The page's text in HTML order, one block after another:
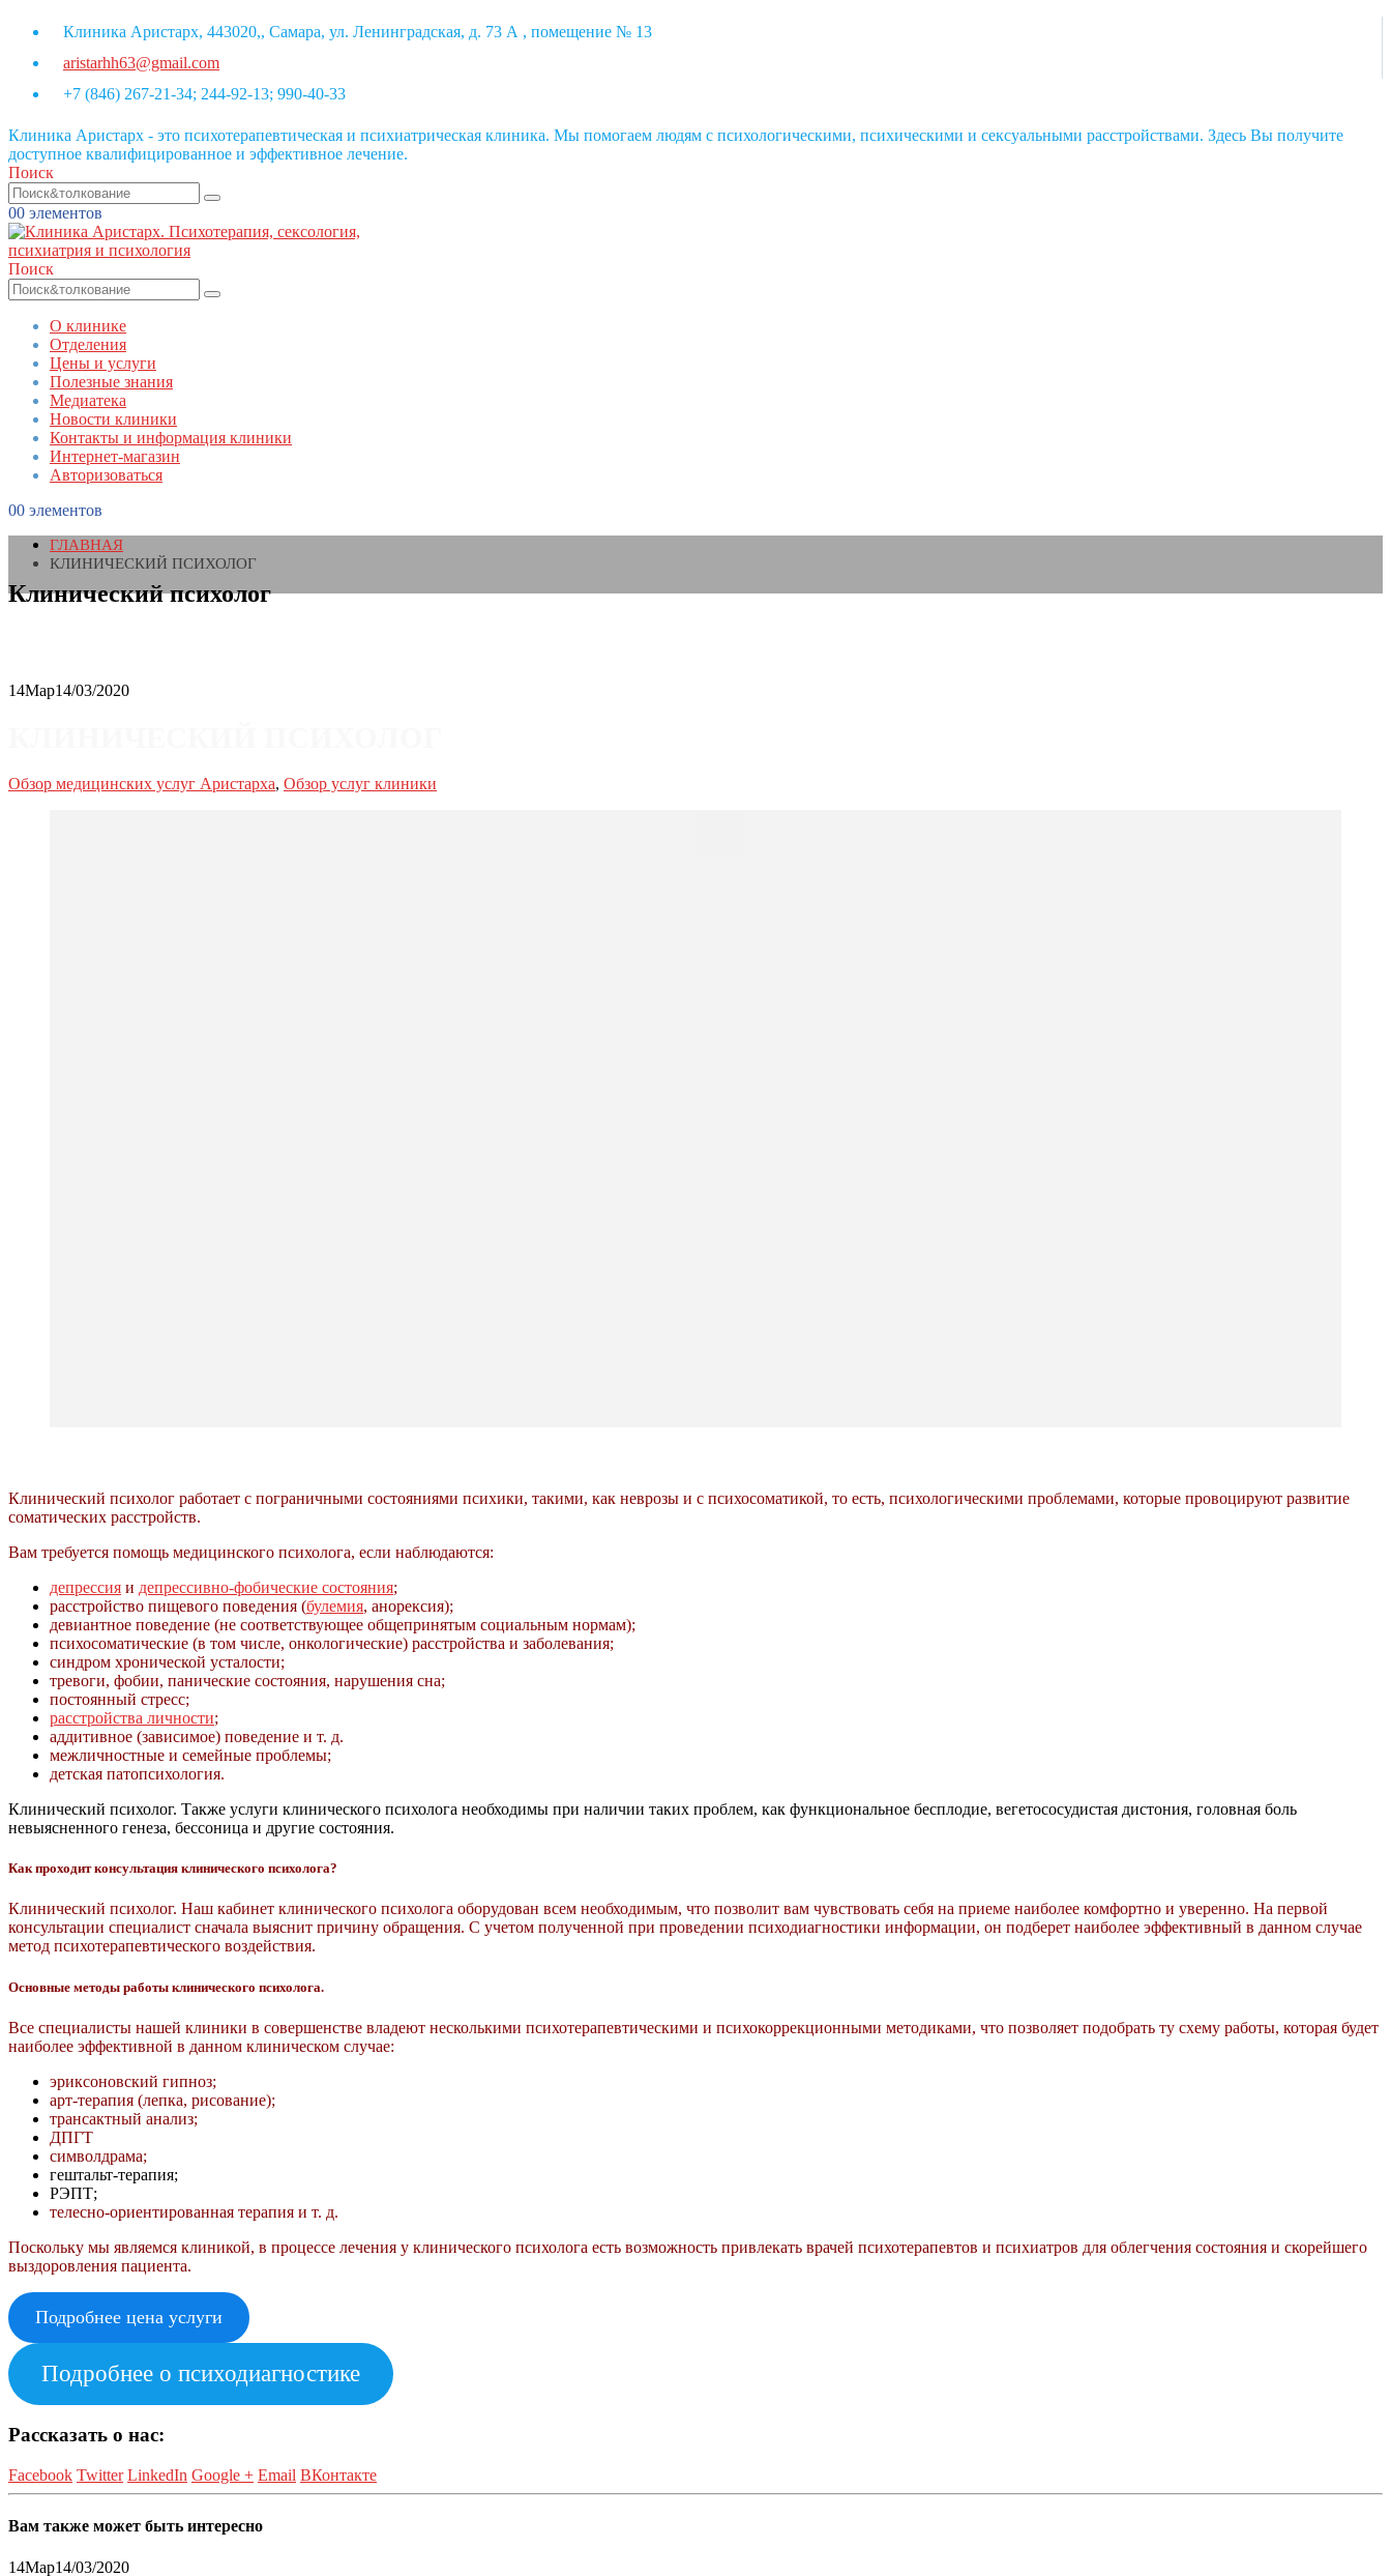
Клиника Аристарх, 443020,, Самара, ул. Ленинградская, д. 73 А , помещение № 13
aristarhh63@gmail.com
+7 (846) 267-21-34; 244-92-13; 990-40-33
Клиника Аристарх - это психотерапевтическая и психиатрическая клиника. Мы помогаем людям с психологическими, психическими и сексуальными расстройствами. Здесь Вы получите
доступное квалифицированное и эффективное лечение.
Поиск
00 элементов
Поиск
О клинике
Отделения
Цены и услуги
Полезные знания
Медиатека
Новости клиники
Контакты и информация клиники
Интернет-магазин
Авторизоваться
00 элементов
ГЛАВНАЯ
КЛИНИЧЕСКИЙ ПСИХОЛОГ
Клинический психолог
14Мар14/03/2020
Обзор медицинских услуг Аристарха, Обзор услуг клиники
Клинический психолог работает с пограничными состояниями психики, такими, как неврозы и с психосоматикой, то есть, психологическими проблемами, которые провоцируют развитие
соматических расстройств.
Вам требуется помощь медицинского психолога, если наблюдаются:
депрессия и депрессивно-фобические состояния;
расстройство пищевого поведения (булемия, анорексия);
девиантное поведение (не соответствующее общепринятым социальным нормам);
психосоматические (в том числе, онкологические) расстройства и заболевания;
синдром хронической усталости;
тревоги, фобии, панические состояния, нарушения сна;
постоянный стресс;
расстройства личности;
аддитивное (зависимое) поведение и т. д.
межличностные и семейные проблемы;
детская патопсихология.
Клинический психолог. Также услуги клинического психолога необходимы при наличии таких проблем, как функциональное бесплодие, вегетососудистая дистония, головная боль
невыясненного генеза, бессоница и другие состояния.
Как проходит консультация клинического психолога?
Клинический психолог. Наш кабинет клинического психолога оборудован всем необходимым, что позволит вам чувствовать себя на приеме наиболее комфортно и уверенно. На первой
консультации специалист сначала выяснит причину обращения. С учетом полученной при проведении психодиагностики информации, он подберет наиболее эффективный в данном случае
метод психотерапевтического воздействия.
Основные методы работы клинического психолога.
Все специалисты нашей клиники в совершенстве владеют несколькими психотерапевтическими и психокоррекционными методиками, что позволяет подобрать ту схему работы, которая будет
наиболее эффективной в данном клиническом случае:
эриксоновский гипноз;
арт-терапия (лепка, рисование);
трансактный анализ;
ДПГТ
символдрама;
гештальт-терапия;
РЭПТ;
телесно-ориентированная терапия и т. д.
Поскольку мы являемся клиникой, в процессе лечения у клинического психолога есть возможность привлекать врачей психотерапевтов и психиатров для облегчения состояния и скорейшего
выздоровления пациента.
Подробнее цена услуги
Подробнее о психодиагностике
Рассказать о нас:
Facebook Twitter LinkedIn Google + Email ВКонтакте
Вам также может быть интересно
14Мар14/03/2020